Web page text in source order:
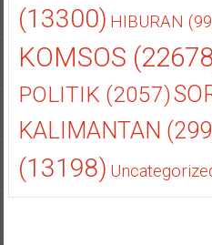
(13300) HIBURAN
KOMSOS
POLITIK(2057)
KALIMANTAN
(13198)